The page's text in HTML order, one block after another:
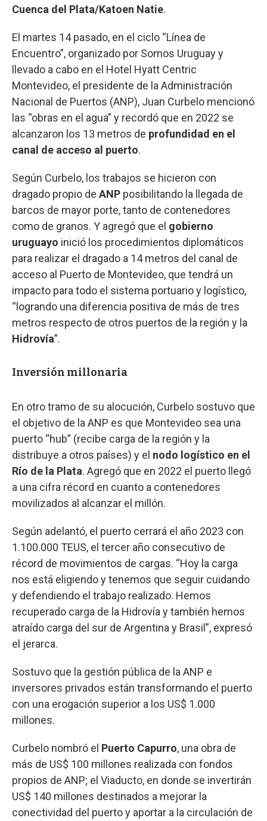
Cuenca del Plata/Katoen Natie.
El martes 14 pasado, en el ciclo “Línea de
Encuentro”, organizado por Somos Uruguay y
llevado a cabo en el Hotel Hyatt Centric
Montevideo, el presidente de la Administración
Nacional de Puertos (ANP), Juan Curbelo mencionó
las “obras en el agua” y recordó que en 2022 se
alcanzaron los 13 metros de profundidad en el
canal de acceso al puerto.
Según Curbelo, los trabajos se hicieron con
dragado propio de ANP posibilitando la llegada de
barcos de mayor porte, tanto de contenedores
como de granos. Y agregó que el gobierno
uruguayo inició los procedimientos diplomáticos
para realizar el dragado a 14 metros del canal de
acceso al Puerto de Montevideo, que tendrá un
impacto para todo el sistema portuario y logístico,
“logrando una diferencia positiva de más de tres
metros respecto de otros puertos de la región y la
Hidrovía”.
Inversión millonaria
En otro tramo de su alocución, Curbelo sostuvo que
el objetivo de la ANP es que Montevideo sea una
puerto “hub” (recibe carga de la región y la
distribuye a otros países) y el nodo logístico en el
Río de la Plata. Agregó que en 2022 el puerto llegó
a una cifra récord en cuanto a contenedores
movilizados al alcanzar el millón.
Según adelantó, el puerto cerrará el año 2023 con
1.100.000 TEUS, el tercer año consecutivo de
récord de movimientos de cargas. “Hoy la carga
nos está eligiendo y tenemos que seguir cuidando
y defendiendo el trabajo realizado. Hemos
recuperado carga de la Hidrovía y también hemos
atraído carga del sur de Argentina y Brasil”, expresó
el jerarca.
Sostuvo que la gestión pública de la ANP e
inversores privados están transformando el puerto
con una erogación superior a los US$ 1.000
millones.
Curbelo nombró el Puerto Capurro, una obra de
más de US$ 100 millones realizada con fondos
propios de ANP; el Viaducto, en donde se invertirán
US$ 140 millones destinados a mejorar la
conectividad del puerto y aportar a la circulación de